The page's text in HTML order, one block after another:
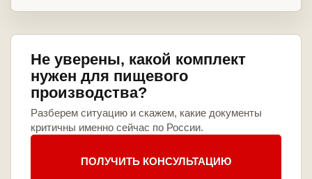
Не уверены, какой комплект
нужен для пищевого
производства?
Разберем ситуацию и скажем, какие документы
критичны именно сейчас по России.
ПОЛУЧИТЬ КОНСУЛЬТАЦИЮ